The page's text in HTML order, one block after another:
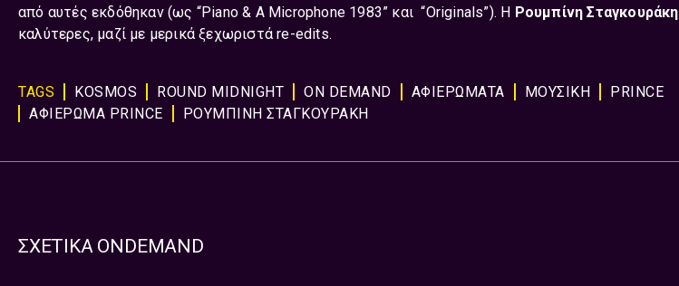
από αυτές εκδόθηκαν (ως “Piano & A Microphone 1983” και “Originals”). Η Ρουμπίνη Σταγκουράκη
καλύτερες, μαζί με μερικά ξεχωριστά re-edits.
TAGS KOSMOS ROUND MIDNIGHT ON DEMAND ΑΦΙΕΡΏΜΑΤΑ ΜΟΥΣΙΚΗ
PRINCE
ΑΦΙΕΡΩΜΑ PRINCE
ΡΟΥΜΠΙΝΗ ΣΤΑΓΚΟΥΡΑΚΗ
ΣΧΕΤΙΚΑ ONDEMAND